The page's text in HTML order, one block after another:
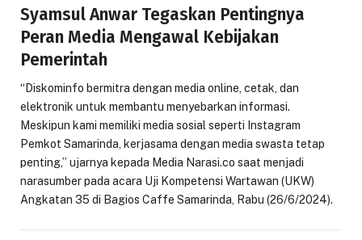
Syamsul Anwar Tegaskan Pentingnya
Peran Media Mengawal Kebijakan
Pemerintah
“Diskominfo bermitra dengan media online, cetak, dan
elektronik untuk membantu menyebarkan informasi.
Meskipun kami memiliki media sosial seperti Instagram
Pemkot Samarinda, kerjasama dengan media swasta tetap
penting,” ujarnya kepada Media Narasi.co saat menjadi
narasumber pada acara Uji Kompetensi Wartawan (UKW)
Angkatan 35 di Bagios Caffe Samarinda, Rabu (26/6/2024).